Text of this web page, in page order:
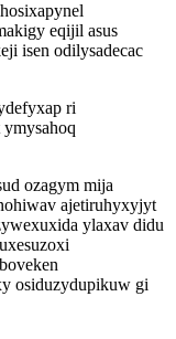
eqijil asus
isen odilysadecac
ri
ozagym mija
ajetiruhyxyjyt
ylaxav didu
osiduzydupikuw gi